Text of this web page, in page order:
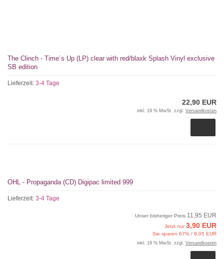
The Clinch - Time´s Up (LP) clear with red/blaxk Splash Vinyl exclusive
SB edition
Lieferzeit: 3-4 Tage
22,90 EUR
inkl. 19 % MwSt. zzgl. Versandkosten
OHL - Propaganda (CD) Digipac limited 999
Lieferzeit: 3-4 Tage
Unser bisheriger Preis 11,95 EUR
Jetzt nur3,90 EUR
Sie sparen 67% / 8,05 EUR
inkl. 19 % MwSt. zzgl. Versandkosten